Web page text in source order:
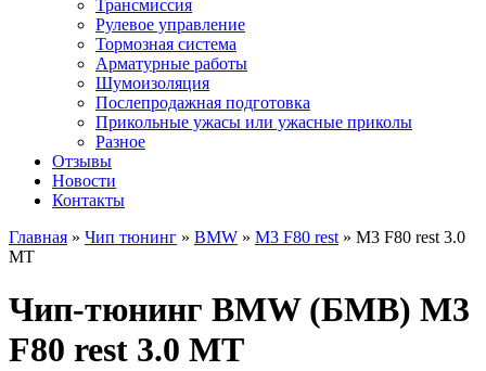
Трансмиссия
Рулевое управление
Тормозная система
Арматурные работы
Шумоизоляция
Послепродажная подготовка
Прикольные ужасы или ужасные приколы
Разное
Отзывы
Новости
Контакты
Главная » Чип тюнинг » BMW » M3 F80 rest » M3 F80 rest 3.0
MT
Чип-тюнинг BMW (БМВ) M3
F80 rest 3.0 MT